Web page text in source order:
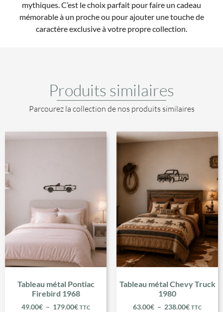
mythiques. C’est le choix parfait pour faire un cadeau
mémorable à un proche ou pour ajouter une touche de
caractère exclusive à votre propre collection.
Produits similaires
Parcourez la collection de nos produits similaires
Tableau métal Pontiac
Firebird 1968
49.00€ – 179.00€ TTC
Tableau métal Chevy Truck
1980
63.00€ – 238.00€ TTC